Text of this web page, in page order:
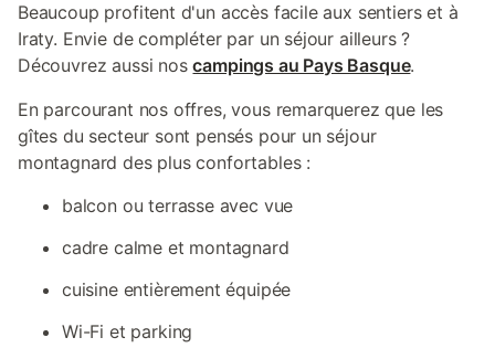
Beaucoup profitent d'un accès facile aux sentiers et à
Iraty. Envie de compléter par un séjour ailleurs ?
Découvrez aussi noscampings au Pays Basque.
En parcourant nos offres, vous remarquerez que les
gîtes du secteur sont pensés pour un séjour
montagnard des plus confortables :
balcon ou terrasse avec vue
cadre calme et montagnard
cuisine entièrement équipée
Wi-Fi et parking